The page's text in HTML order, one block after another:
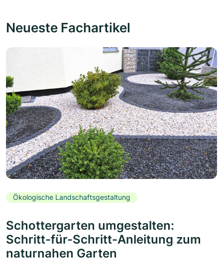
Neueste Fachartikel
Ökologische Landschaftsgestaltung
Schottergarten umgestalten:
Schritt-für-Schritt-Anleitung zum
naturnahen Garten